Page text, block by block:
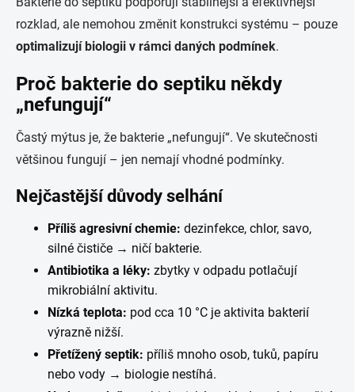
rozklad, ale nemohou změnit konstrukci systému – pouze
optimalizují biologii v rámci daných podmínek.
Proč bakterie do septiku někdy
„nefungují“
Častý mýtus je, že bakterie „nefungují“. Ve skutečnosti
většinou fungují – jen nemají vhodné podmínky.
Nejčastější důvody selhání
Příliš agresivní chemie: dezinfekce, chlor, savo,
silné čističe → ničí bakterie.
Antibiotika a léky: zbytky v odpadu potlačují
mikrobiální aktivitu.
Nízká teplota: pod cca 10 °C je aktivita bakterií
výrazně nižší.
Přetížený septik: příliš mnoho osob, tuků, papíru
nebo vody → biologie nestíhá.